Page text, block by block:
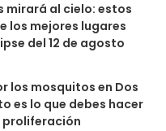
mirará al cielo: estos
los mejores lugares
del 12 de agosto
los mosquitos en Dos
es lo que debes hacer
proliferación